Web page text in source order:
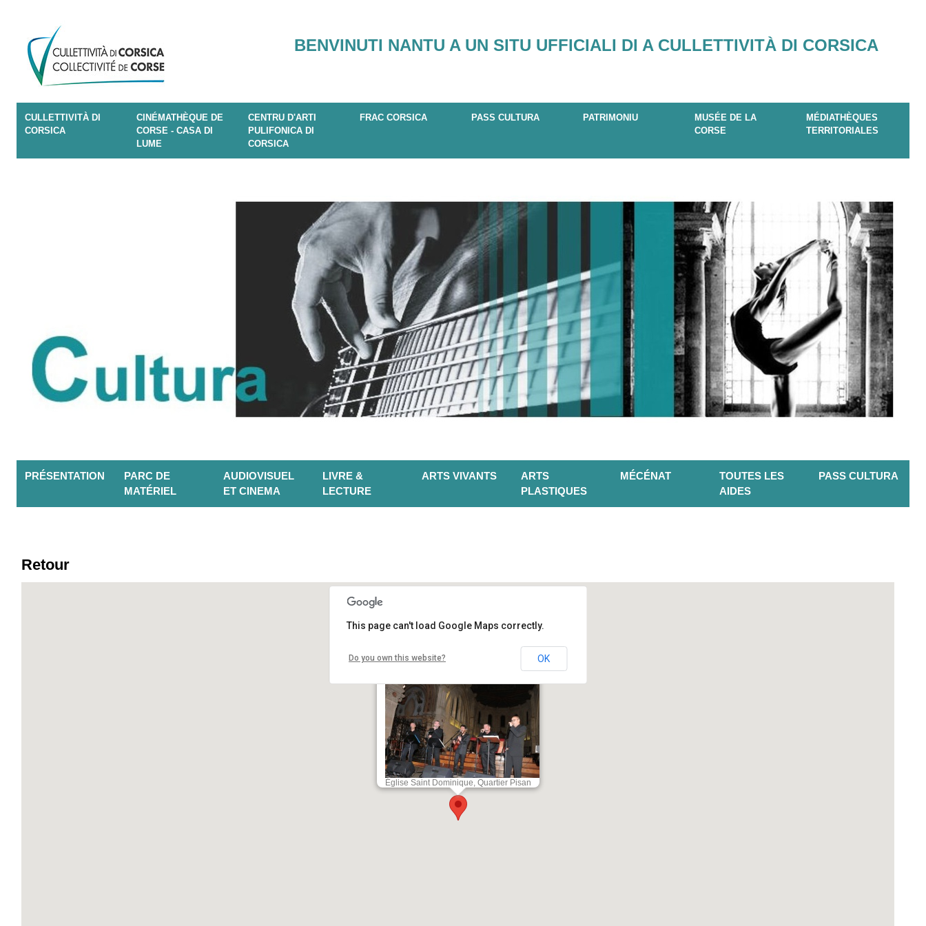
BENVINUTI NANTU A UN SITU UFFICIALI DI A CULLETTIVITÀ DI CORSICA
CULLETTIVITÀ DI
CORSICA
CINÉMATHÈQUE DE
CORSE - CASA DI
LUME
CENTRU D'ARTI
PULIFONICA DI
CORSICA
FRAC CORSICA PASS CULTURA PATRIMONIU
MUSÉE DE LA
CORSE
MÉDIATHÈQUES
TERRITORIALES
PRÉSENTATION
PARC DE
MATÉRIEL
AUDIOVISUEL
ET CINEMA
LIVRE &
LECTURE
ARTS VIVANTS
ARTS
PLASTIQUES
MÉCÉNAT
TOUTES LES
AIDES
PASS CULTURA
Retour
Concert polyphonique de Missaghju
Église Saint Dominique, Quartier Pisan
This page can't load Google Maps correctly.
Do you own this website? OK